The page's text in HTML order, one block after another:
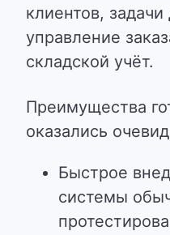
клиентов,
управление
складской учёт.
Преимущества
оказались
Быстрое
системы